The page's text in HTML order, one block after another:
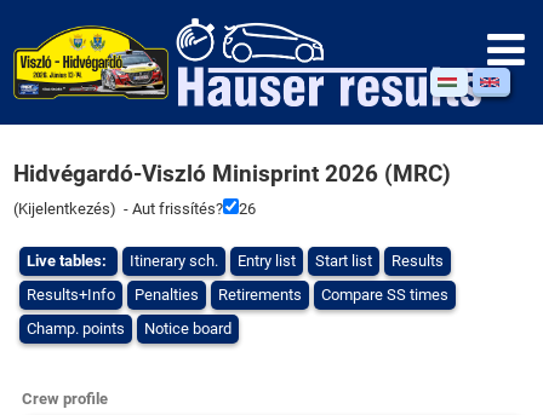
Hidvégardó-Viszló Minisprint 2026 (MRC)
(Kijelentkezés) - Aut frissítés? 26
Live tables: Itinerary sch. Entry list Start list
Results
Results+Info
Penalties Retirements
Compare SS times
Champ. points
Notice board
Crew profile